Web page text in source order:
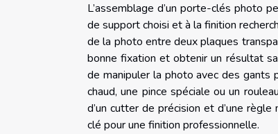
L’assemblage d’un porte-clés photo
de support choisi et à la finition
de la photo entre deux plaques
bonne fixation et obtenir un résultat
de manipuler la photo avec des gants
chaud, une pince spéciale ou un
d’un cutter de précision et d’une
clé pour une finition professionnelle.